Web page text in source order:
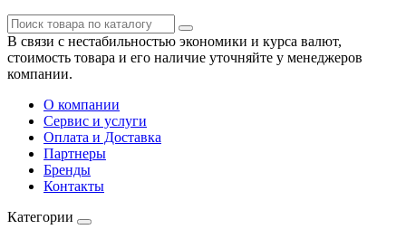
В связи с нестабильностью экономики и курса валют,
стоимость товара и его наличие уточняйте у менеджеров
компании.
О компании
Сервис и услуги
Оплата и Доставка
Партнеры
Бренды
Контакты
Категории